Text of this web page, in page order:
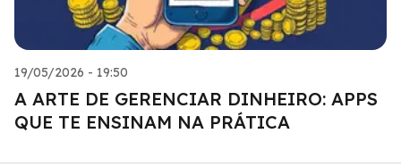
19/05/2026 - 19:50
A ARTE DE GERENCIAR DINHEIRO: APPS
QUE TE ENSINAM NA PRÁTICA